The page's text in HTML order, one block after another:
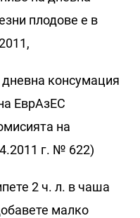
плодове е в
консумация
ЕврАзЕС
на
г. № 622)
2 ч. л. в чаша
малко